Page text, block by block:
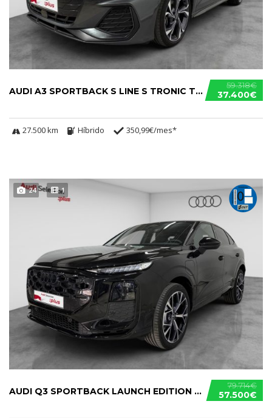
59.318€
37.400€
AUDI A3 SPORTBACK S LINE S TRONIC TFSIE
27.500 km Híbrido 350,99€/mes*
24 1
79.714€
57.500€
AUDI Q3 SPORTBACK LAUNCH EDITION S TRONIC E-HYBRID